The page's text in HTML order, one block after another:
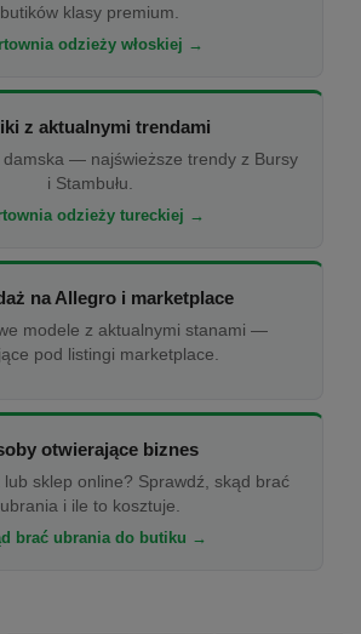
butików klasy premium.
odzieży włoskiej →
z aktualnymi trendami
damska — najświeższe trendy z Bursy
i Stambułu.
odzieży tureckiej →
na Allegro i marketplace
modele z aktualnymi stanami —
pod listingi marketplace.
otwierające biznes
lub sklep online? Sprawdź, skąd brać
ubrania i ile to kosztuje.
brać ubrania do butiku →